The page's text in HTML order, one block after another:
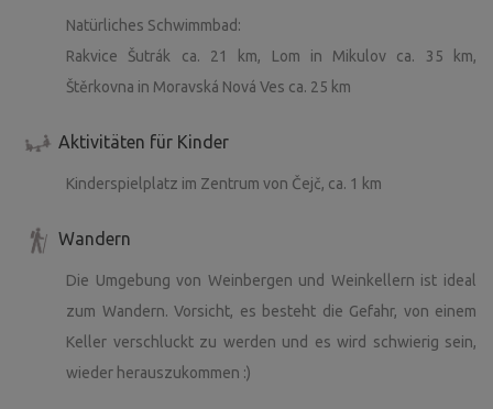
Natürliches Schwimmbad:
Rakvice Šutrák ca. 21 km, Lom in Mikulov ca. 35 km,
Štěrkovna in Moravská Nová Ves ca. 25 km
Aktivitäten für Kinder
Kinderspielplatz im Zentrum von Čejč, ca. 1 km
Wandern
Die Umgebung von Weinbergen und Weinkellern ist ideal
zum Wandern. Vorsicht, es besteht die Gefahr, von einem
Keller verschluckt zu werden und es wird schwierig sein,
wieder herauszukommen :)